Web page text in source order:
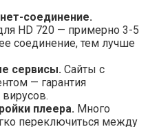
соединение.
HD 720 — примерно 3-5
соединение, тем лучше
сервисы. Сайты с
— гарантия
вирусов.
плеера. Много
переключиться между